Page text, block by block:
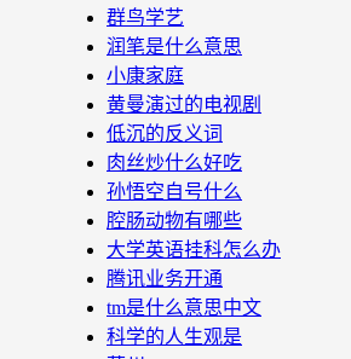
群鸟学艺
润笔是什么意思
小康家庭
黄曼演过的电视剧
低沉的反义词
肉丝炒什么好吃
孙悟空自号什么
腔肠动物有哪些
大学英语挂科怎么办
腾讯业务开通
tm是什么意思中文
科学的人生观是